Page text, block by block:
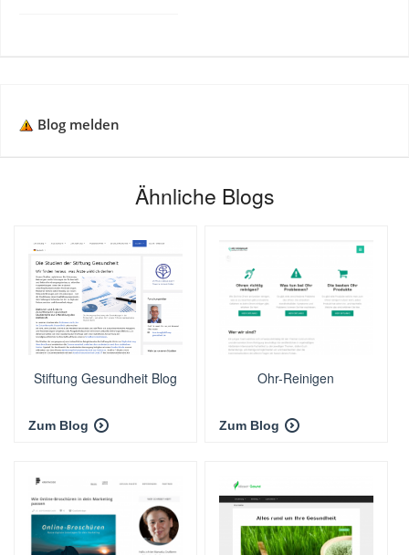
Blog melden
Ähnliche Blogs
Stiftung Gesundheit Blog
Zum Blog
Ohr-Reinigen
Zum Blog